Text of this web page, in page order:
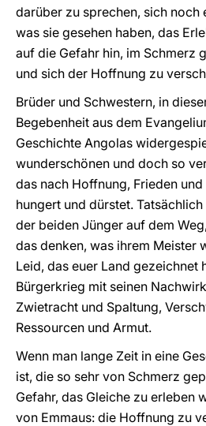
darüber zu sprechen, sich noch
was sie gesehen haben, das
auf die Gefahr hin, im Schmerz
und sich der Hoffnung zu
Brüder und Schwestern, in
Begebenheit aus dem
Geschichte Angolas
wunderschönen und doch so
das nach Hoffnung, Frieden
hungert und dürstet.
der beiden Jünger auf dem
das denken, was ihrem Meister
Leid, das euer Land gezeichnet
Bürgerkrieg mit seinen
Zwietracht und Spaltung,
Ressourcen und Armut.
Wenn man lange Zeit in eine
ist, die so sehr von Schmerz
Gefahr, das Gleiche zu erleben
von Emmaus: die Hoffnung zu